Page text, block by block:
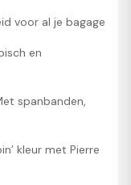
voor al je bagage
en
spanbanden,
kleur met Pierre